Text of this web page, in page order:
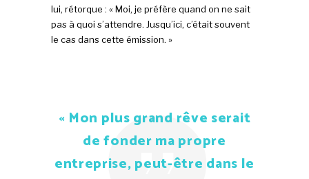
lui, rétorque : « Moi, je préfère quand on ne sait
pas à quoi s’attendre. Jusqu’ici, c’était souvent
le cas dans cette émission. »
« Mon plus grand rêve serait
de fonder ma propre
entreprise, peut-être dans le